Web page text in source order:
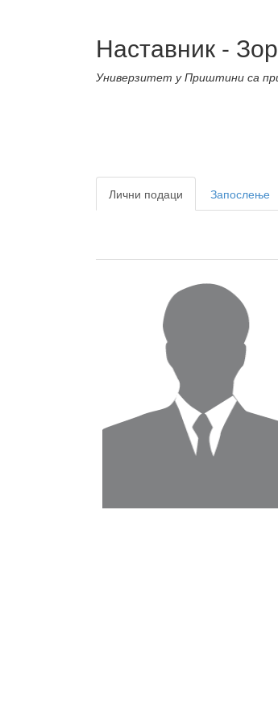
Наставник -
Универзитет у Приштини са
Лични подаци Запослење